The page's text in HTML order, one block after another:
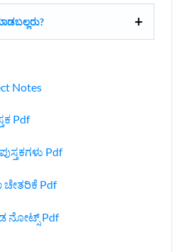
Notes
Pdf
Pdf
ಚೇತರಿಕೆ Pdf
ನೋಟ್ಸ್‌ Pdf